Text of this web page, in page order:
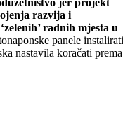
jer projekt
razvija i
radnih mjesta u
panele
nastavila koračati prema